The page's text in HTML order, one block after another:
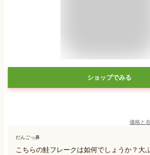
ショップでみる
価格と
だんごっ鼻
こちらの鮭フレークは如何でしょうか？大